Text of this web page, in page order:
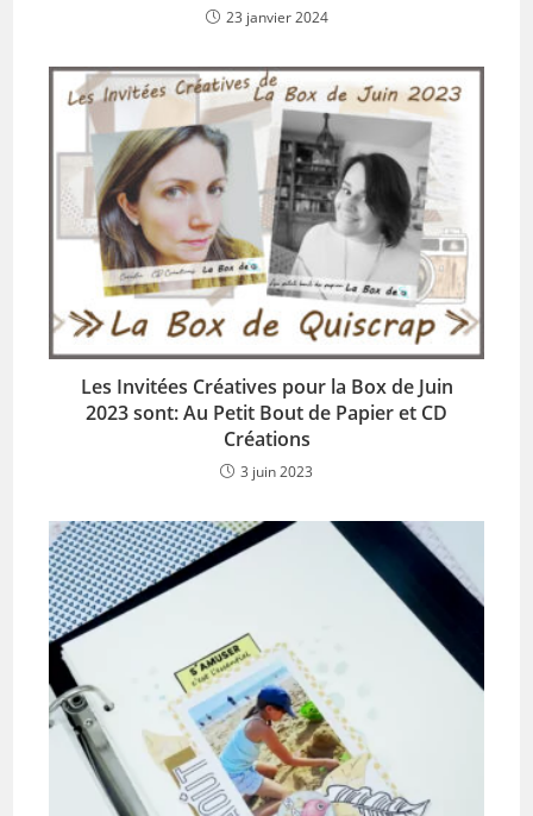
23 janvier 2024
Les Invitées Créatives pour la Box de Juin
2023 sont: Au Petit Bout de Papier et CD
Créations
3 juin 2023